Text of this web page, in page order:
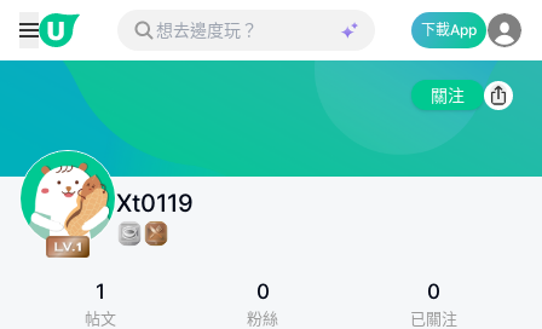
下載App
關注
Xt0119
1
帖文
0
粉絲
0
已關注